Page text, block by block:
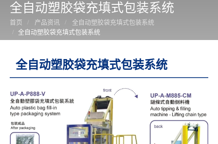
全自动塑胶袋充填式包装系统
首页 产品资讯
全自动塑胶袋充填式包装系统
全自动塑胶袋充填式包装系统
全自动塑胶袋充填式包装系统